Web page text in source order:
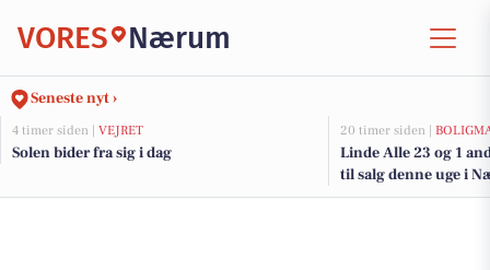
VORES Nærum
Seneste nyt ›
4 timer siden | VEJRET
Solen bider fra sig i dag
20 timer siden |
Linde Alle 23 og 1
til salg denne uge i
her.